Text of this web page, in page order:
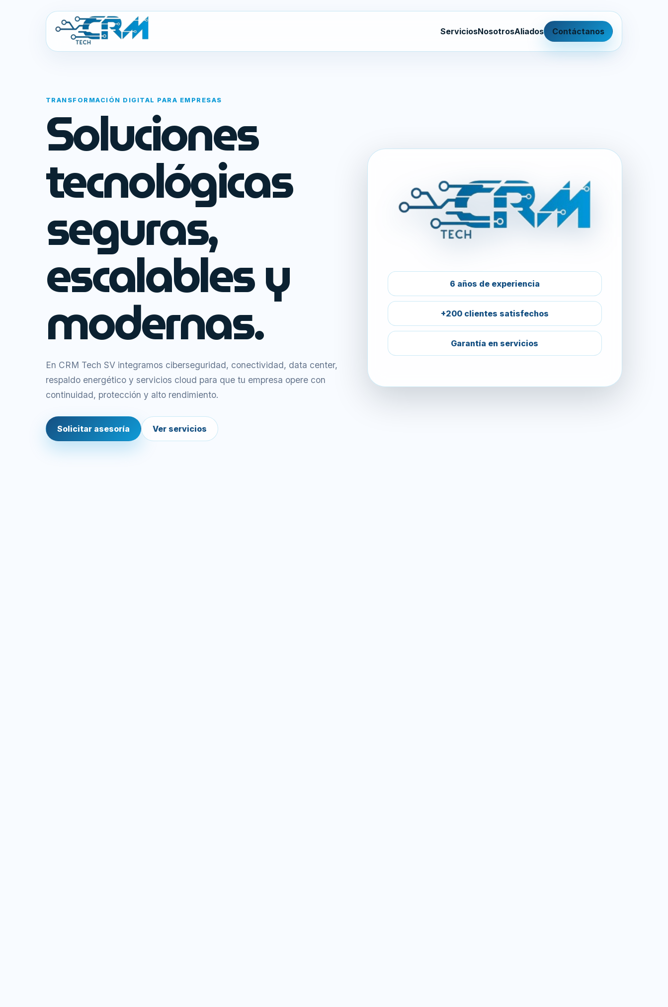
ServiciosNosotrosAliados Contáctanos
TRANSFORMACIÓN DIGITAL PARA EMPRESAS
Soluciones
tecnológicas
seguras,
escalables y
modernas.
En CRM Tech SV integramos ciberseguridad, conectividad, data center,
respaldo energético y servicios cloud para que tu empresa opere con
continuidad, protección y alto rendimiento.
Solicitar asesoría Ver servicios
6 años de experiencia
+200 clientes satisfechos
Garantía en servicios